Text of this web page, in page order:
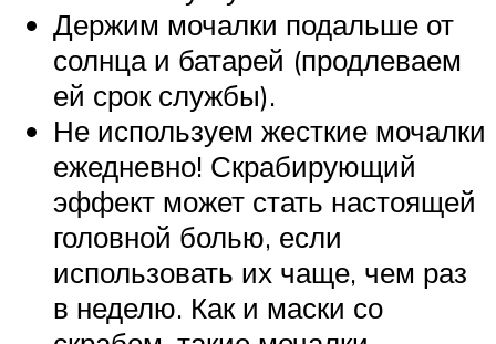
Держим мочалки подальше от
солнца и батарей (продлеваем
ей срок службы).
Не используем жесткие мочалки
ежедневно! Скрабирующий
эффект может стать настоящей
головной болью, если
использовать их чаще, чем раз
в неделю. Как и маски со